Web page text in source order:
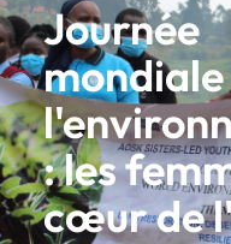
Journée
mondiale
: les
cœur de